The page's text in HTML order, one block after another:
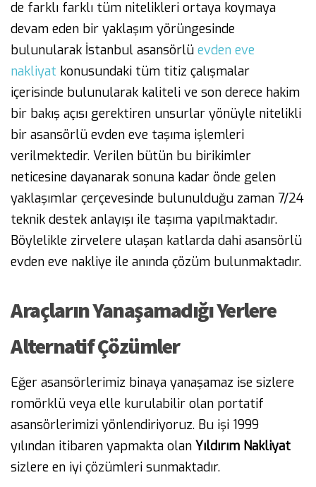
de farklı farklı tüm nitelikleri ortaya koymaya
devam eden bir yaklaşım yörüngesinde
bulunularak İstanbul asansörlü evden eve
nakliyat konusundaki tüm titiz çalışmalar
içerisinde bulunularak kaliteli ve son derece hakim
bir bakış açısı gerektiren unsurlar yönüyle nitelikli
bir asansörlü evden eve taşıma işlemleri
verilmektedir. Verilen bütün bu birikimler
neticesine dayanarak sonuna kadar önde gelen
yaklaşımlar çerçevesinde bulunulduğu zaman 7/24
teknik destek anlayışı ile taşıma yapılmaktadır.
Böylelikle zirvelere ulaşan katlarda dahi asansörlü
evden eve nakliye ile anında çözüm bulunmaktadır.
Araçların Yanaşamadığı Yerlere
Alternatif Çözümler
Eğer asansörlerimiz binaya yanaşamaz ise sizlere
romörklü veya elle kurulabilir olan portatif
asansörlerimizi yönlendiriyoruz. Bu işi 1999
yılından itibaren yapmakta olan Yıldırım Nakliyat
sizlere en iyi çözümleri sunmaktadır.